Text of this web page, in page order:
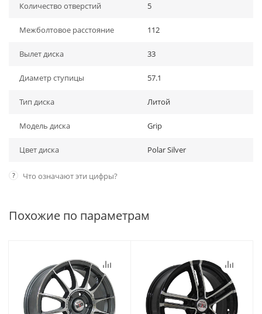
Количество отверстий 5
Межболтовое расстояние 112
Вылет диска 33
Диаметр ступицы 57.1
Тип диска Литой
Модель диска Grip
Цвет диска Polar Silver
? Что означают эти цифры?
Похожие по параметрам